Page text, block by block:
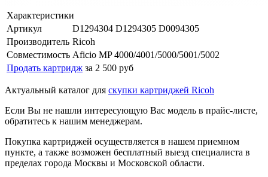
Характеристики
Артикул
D1294304 D1294305 D0094305
Производитель Ricoh
Совместимость Aficio MP 4000/4001/5000/5001/5002
Продать картридж за 2 500 руб
Актуальный каталог для скупки картриджей Ricoh
Если Вы не нашли интересующую Вас модель в прайс-листе,
обратитесь к нашим менеджерам.
Покупка картриджей осуществляется в нашем приемном
пункте, а также возможен бесплатный выезд специалиста в
пределах города Москвы и Московской области.